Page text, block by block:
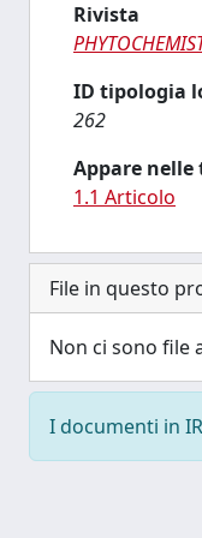
Rivista
ID tipologia
262
Appare nelle
1.1 Articolo
File in questo
Non ci sono file
I documenti in